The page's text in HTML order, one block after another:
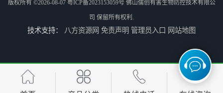
南海区杀虫 病媒生物防治 节省客户时间
版权所有 ©2026-08-07 粤ICP备2023153059号 佛山儒创有害生物防控技术有限公
司 保留所有权利.
技术支持： 八方资源网 免责声明 管理员入口 网站地图